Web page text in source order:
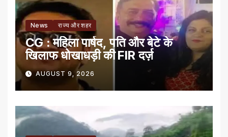
News राज्य और शहर
CG : महिला पार्षद, पति और बेटे के
खिलाफ धोखाधड़ी की FIR दर्ज़
AUGUST 9, 2026